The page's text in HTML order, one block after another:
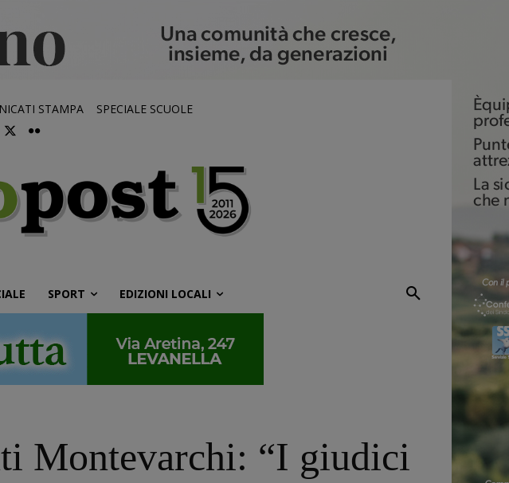
STAMPA SPECIALE SCUOLE
SPORT EDIZIONI LOCALI
Montevarchi: “I giudici